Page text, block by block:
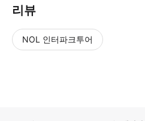
리뷰
NOL 인터파크투어